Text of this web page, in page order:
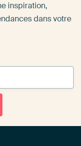
inspiration,
dans votre